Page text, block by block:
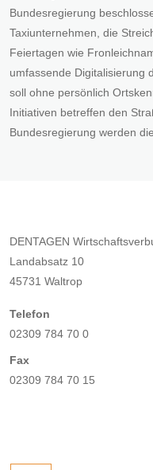
Bundesregierung
Taxiunternehmen, die
Feiertagen wie
umfassende Digitalisierung
soll ohne persönlich
Initiativen betreffen den
Bundesregierung werden
DENTAGEN
Landabsatz 10
45731 Waltrop
Telefon
02309 784 70 0
Fax
02309 784 70 15